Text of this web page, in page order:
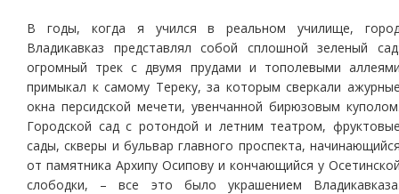
В годы, когда я учился в реальном училище,
Владикавказ представлял собой сплошной зеленый
огромный трек с двумя прудами и тополевыми
примыкал к самому Тереку, за которым сверкали
окна персидской мечети, увенчанной бирюзовым
Городской сад с ротондой и летним театром,
сады, скверы и бульвар главного проспекта,
от памятника Архипу Осипову и кончающийся у
слободки, – все это было украшением